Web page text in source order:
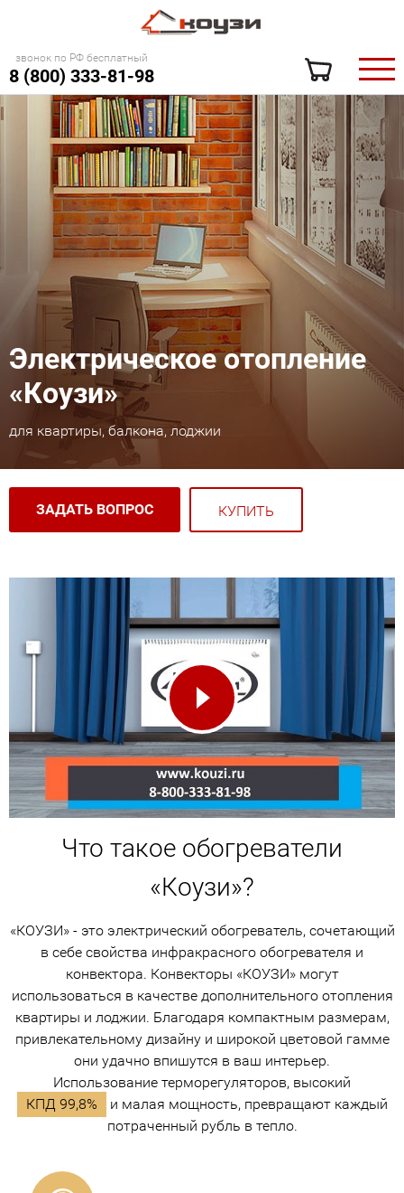
звонок по РФ бесплатный
8 (800) 333-81-98
Электрическое отопление
«Коузи»
для квартиры, балкона, лоджии
ЗАДАТЬ ВОПРОС КУПИТЬ
Что такое обогреватели
«Коузи»?
«КОУЗИ» - это электрический обогреватель, сочетающий
в себе свойства инфракрасного обогревателя и
конвектора. Конвекторы «КОУЗИ» могут
использоваться в качестве дополнительного отопления
квартиры и лоджии. Благодаря компактным размерам,
привлекательному дизайну и широкой цветовой гамме
они удачно впишутся в ваш интерьер.
КПД 99,8%
и малая мощность, превращают каждый
потраченный рубль в тепло.